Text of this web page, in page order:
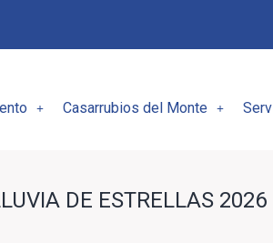
Casarrubios del Monte
DE ESTRELLAS 2026